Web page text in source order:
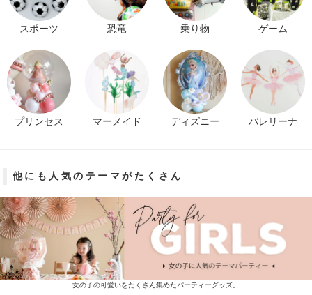
スポーツ 恐竜 乗り物 ゲーム
プリンセス マーメイド ディズニー バレリーナ
他にも人気のテーマがたくさん
女の子の可愛いをたくさん集めたパーティーグッズ。